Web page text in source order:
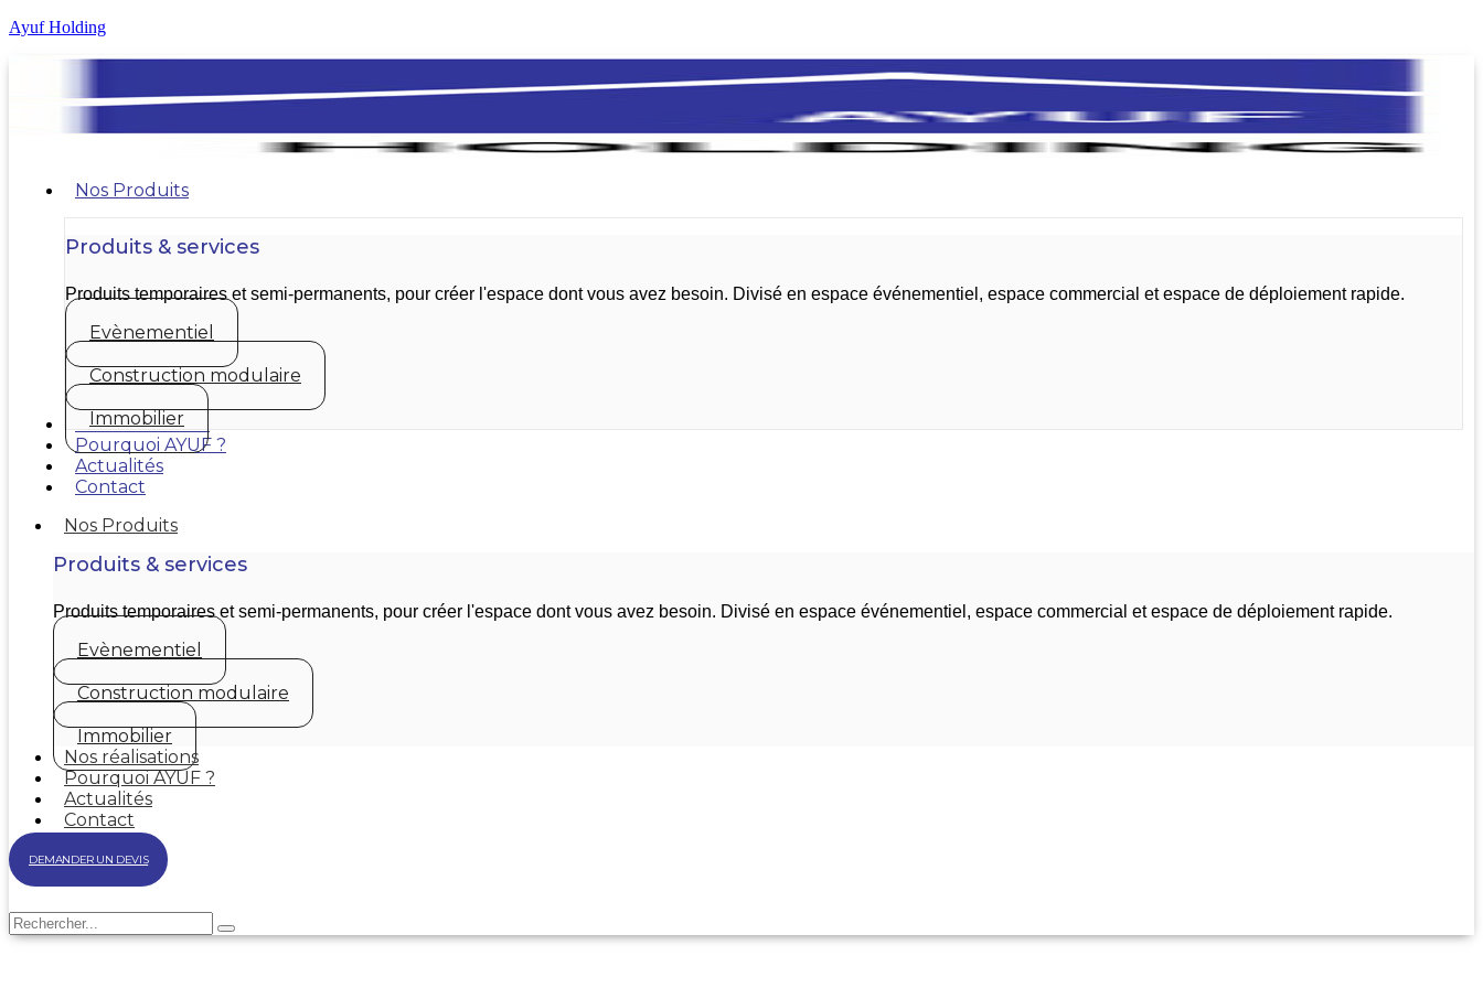
Ayuf Holding
Nos Produits
Produits & services
Produits temporaires et semi-permanents, pour créer l'espace dont vous avez besoin. Divisé en espace événementiel, espace commercial et espace de déploiement rapide.
Evènementiel
Construction modulaire
Immobilier
Nos réalisations
Pourquoi AYUF ?
Actualités
Contact
Nos Produits
Produits & services
Produits temporaires et semi-permanents, pour créer l'espace dont vous avez besoin. Divisé en espace événementiel, espace commercial et espace de déploiement rapide.
Evènementiel
Construction modulaire
Immobilier
Nos réalisations
Pourquoi AYUF ?
Actualités
Contact
DEMANDER UN DEVIS